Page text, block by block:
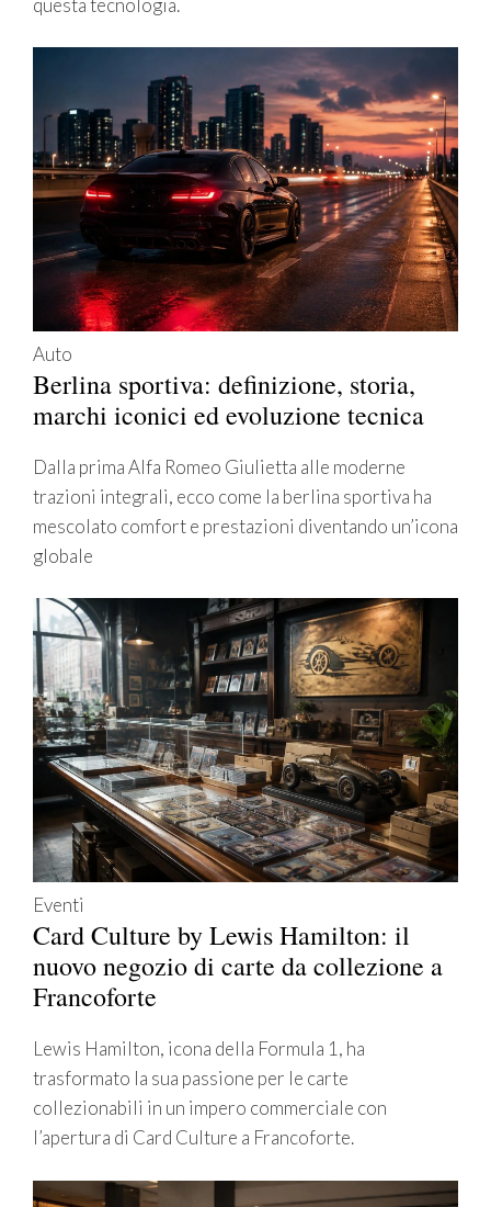
questa tecnologia.
Auto
Berlina sportiva: definizione, storia,
marchi iconici ed evoluzione tecnica
Dalla prima Alfa Romeo Giulietta alle moderne
trazioni integrali, ecco come la berlina sportiva ha
mescolato comfort e prestazioni diventando un’icona
globale
Eventi
Card Culture by Lewis Hamilton: il
nuovo negozio di carte da collezione a
Francoforte
Lewis Hamilton, icona della Formula 1, ha
trasformato la sua passione per le carte
collezionabili in un impero commerciale con
l’apertura di Card Culture a Francoforte.